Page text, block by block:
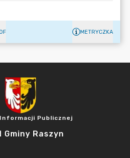
METRYCZKA
Publicznej
Gminy Raszyn